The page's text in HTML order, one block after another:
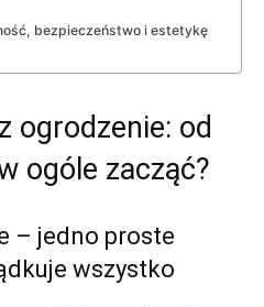
bezpieczeństwo i estetykę
ogrodzenie: od
ogóle zacząć?
– jedno proste
wszystko